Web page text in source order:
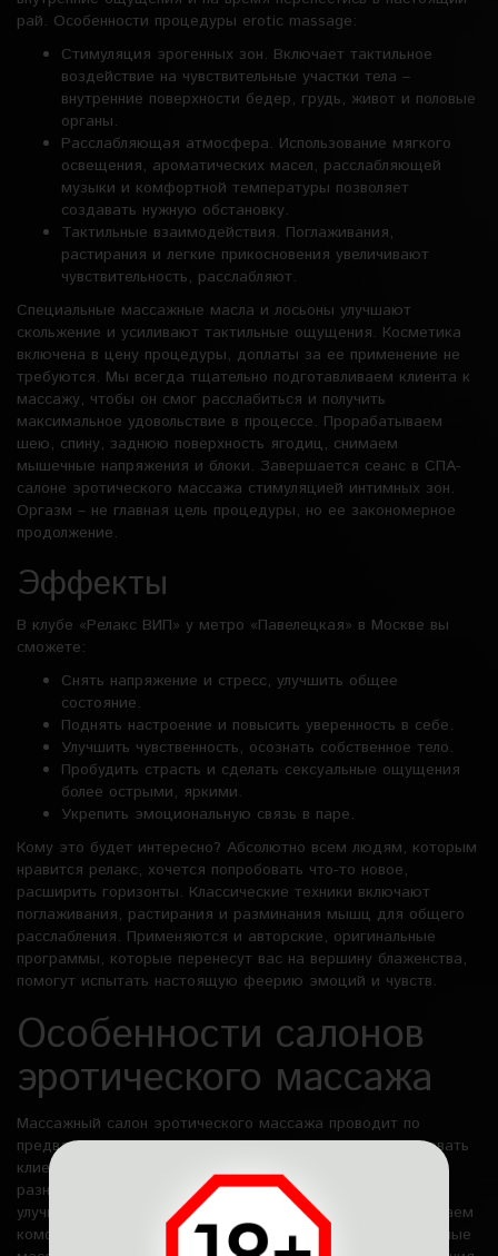
рай. Особенности процедуры erotic massage:
Стимуляция эрогенных зон. Включает тактильное
воздействие на чувствительные участки тела –
внутренние поверхности бедер, грудь, живот и половые
органы.
Расслабляющая атмосфера. Использование мягкого
освещения, ароматических масел, расслабляющей
музыки и комфортной температуры позволяет
создавать нужную обстановку.
Тактильные взаимодействия. Поглаживания,
растирания и легкие прикосновения увеличивают
чувствительность, расслабляют.
Специальные массажные масла и лосьоны улучшают
скольжение и усиливают тактильные ощущения. Косметика
включена в цену процедуры, доплаты за ее применение не
требуются. Мы всегда тщательно подготавливаем клиента к
массажу, чтобы он смог расслабиться и получить
максимальное удовольствие в процессе. Прорабатываем
шею, спину, заднюю поверхность ягодиц, снимаем
мышечные напряжения и блоки. Завершается сеанс в СПА-
салоне эротического массажа стимуляцией интимных зон.
Оргазм – не главная цель процедуры, но ее закономерное
продолжение.
Эффекты
В клубе «Релакс ВИП» у метро «Павелецкая» в Москве вы
сможете:
Снять напряжение и стресс, улучшить общее
состояние.
Поднять настроение и повысить уверенность в себе.
Улучшить чувственность, осознать собственное тело.
Пробудить страсть и сделать сексуальные ощущения
более острыми, яркими.
Укрепить эмоциональную связь в паре.
Кому это будет интересно? Абсолютно всем людям, которым
нравится релакс, хочется попробовать что-то новое,
расширить горизонты. Классические техники включают
поглаживания, растирания и разминания мышц для общего
расслабления. Применяются и авторские, оригинальные
программы, которые перенесут вас на вершину блаженства,
помогут испытать настоящую феерию эмоций и чувств.
Особенности салонов
эротического массажа
Массажный салон эротического массажа проводит по
предварительной записи – это позволяет нам гарантировать
клиентам анонимность и комфорт. В Relax VIP доступны
разнообразные услуги, направленные на расслабление,
улучшение самочувствия и получение удовольствия. Создаем
комфортную и интимную обстановку, где профессиональные